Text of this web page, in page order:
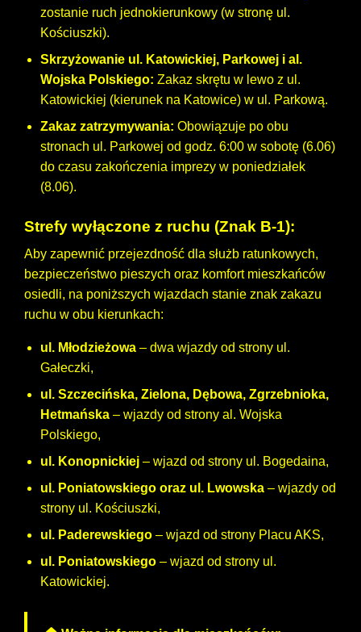
zostanie ruch jednokierunkowy (w stronę ul.
Kościuszki).
Skrzyżowanie ul. Katowickiej, Parkowej i al.
Wojska Polskiego: Zakaz skrętu w lewo z ul.
Katowickiej (kierunek na Katowice) w ul. Parkową.
Zakaz zatrzymywania: Obowiązuje po obu
stronach ul. Parkowej od godz. 6:00 w sobotę (6.06)
do czasu zakończenia imprezy w poniedziałek
(8.06).
Strefy wyłączone z ruchu (Znak B-1):
Aby zapewnić przejezdność dla służb ratunkowych,
bezpieczeństwo pieszych oraz komfort mieszkańców
osiedli, na poniższych wjazdach stanie znak zakazu
ruchu w obu kierunkach:
ul. Młodzieżowa – dwa wjazdy od strony ul.
Gałeczki,
ul. Szczecińska, Zielona, Dębowa, Zgrzebnioka,
Hetmańska – wjazdy od strony al. Wojska
Polskiego,
ul. Konopnickiej – wjazd od strony ul. Bogedaina,
ul. Poniatowskiego oraz ul. Lwowska – wjazdy od
strony ul. Kościuszki,
ul. Paderewskiego – wjazd od strony Placu AKS,
ul. Poniatowskiego – wjazd od strony ul.
Katowickiej.